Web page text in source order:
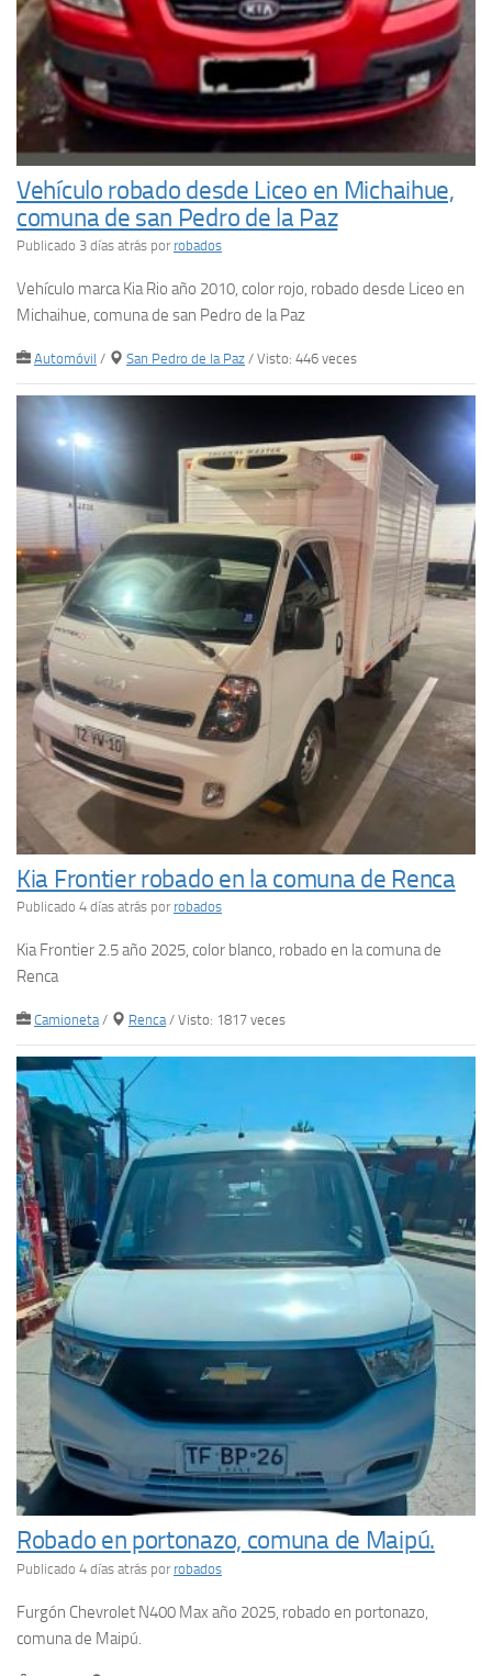
Vehículo robado desde Liceo en Michaihue,
comuna de san Pedro de la Paz
Publicado 3 días atrás por robados
Vehículo marca Kia Rio año 2010, color rojo, robado desde Liceo en
Michaihue, comuna de san Pedro de la Paz
Automóvil / San Pedro de la Paz / Visto: 446 veces
Kia Frontier robado en la comuna de Renca
Publicado 4 días atrás por robados
Kia Frontier 2.5 año 2025, color blanco, robado en la comuna de
Renca
Camioneta/ Renca/ Visto: 1817 veces
Robado en portonazo, comuna de Maipú.
Publicado 4 días atrás por robados
Furgón Chevrolet N400 Max año 2025, robado en portonazo,
comuna de Maipú.